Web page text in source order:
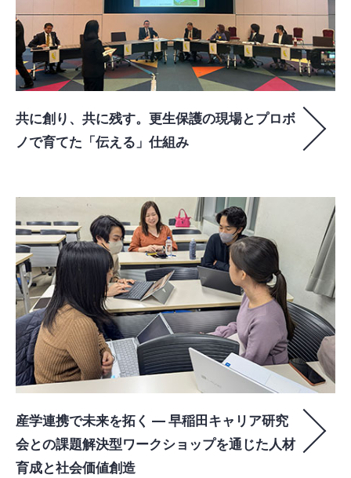
共に創り、共に残す。更生保護の現場とプロボ
ノで育てた「伝える」仕組み
産学連携で未来を拓く ― 早稲田キャリア研究
会との課題解決型ワークショップを通じた人材
育成と社会価値創造